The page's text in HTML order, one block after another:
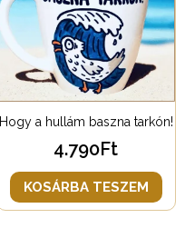
Hogy a hullám baszna tarkón!
4.790Ft
KOSÁRBA TESZEM